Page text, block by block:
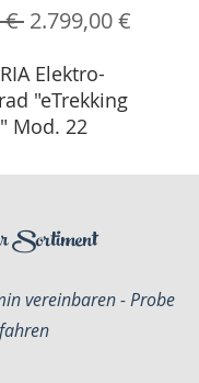
€ Standardpreis
2.799,00 €
Elektro-
"eTrekking
Mod. 22
integriertem
CX Antrieb
Deore zählte
Bestsellern
Sortiment
vereinbaren - Probe
fahren